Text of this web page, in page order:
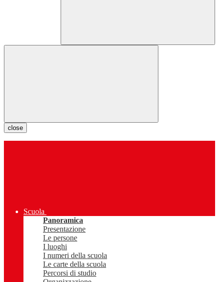
close
Scuola
Panoramica
Presentazione
Le persone
I luoghi
I numeri della scuola
Le carte della scuola
Percorsi di studio